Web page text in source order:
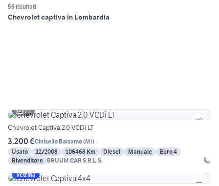
56 risultati
Chevrolet captiva in Lombardia
23
Chevrolet Captiva 2.0 VCDi LT
3.200 €Cinisello Balsamo(MI)
Usato
12/2008 106468 Km Diesel Manuale
Euro 4
Rivenditore BRUUM CAR S.R.L.S.
Vetrina